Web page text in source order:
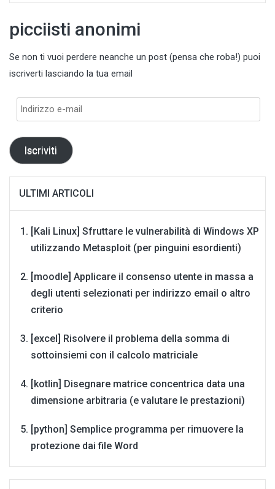
picciisti anonimi
Se non ti vuoi perdere neanche un post (pensa che roba!) puoi
iscriverti lasciando la tua email
Indirizzo
Iscriviti
ULTIMI ARTICOLI
[Kali Linux] Sfruttare le vulnerabilità di Windows XP
utilizzando Metasploit (per pinguini esordienti)
[moodle] Applicare il consenso utente in massa a
degli utenti selezionati per indirizzo email o altro
criterio
[excel] Risolvere il problema della somma di
sottoinsiemi con il calcolo matriciale
[kotlin] Disegnare matrice concentrica data una
dimensione arbitraria (e valutare le prestazioni)
[python] Semplice programma per rimuovere la
protezione dai file Word